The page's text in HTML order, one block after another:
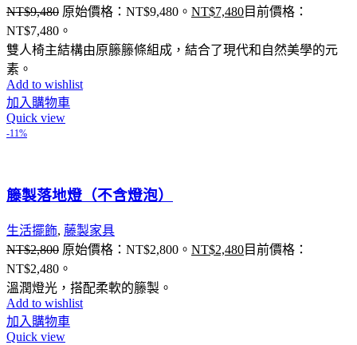
NT$9,480 原始價格：NT$9,480。 NT$7,480目前價格：
NT$7,480。
雙人椅主結構由原籐籐條組成，結合了現代和自然美學的元
素。
Add to wishlist
加入購物車
Quick view
-11%
籐製落地燈（不含燈泡）
生活擺飾, 藤製家具
NT$2,800 原始價格：NT$2,800。 NT$2,480目前價格：
NT$2,480。
溫潤燈光，搭配柔軟的籐製。
Add to wishlist
加入購物車
Quick view